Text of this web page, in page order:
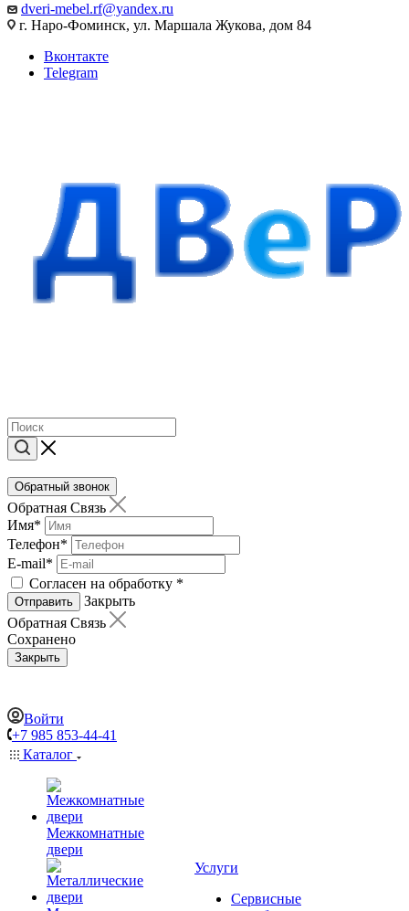
dveri-mebel.rf@yandex.ru
г. Наро-Фоминск, ул. Маршала Жукова, дом 84
Вконтакте
Telegram
Обратный звонок
Обратная Связь
Имя*
Телефон*
E-mail*
Согласен на обработку *
Отправить
Закрыть
Обратная Связь
Сохранено
Закрыть
Войти
+7 985 853-44-41
Каталог
Межкомнатные
двери
Услуги
Сервисные